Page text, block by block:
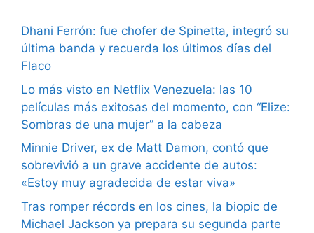
Dhani Ferrón: fue chofer de Spinetta, integró su
última banda y recuerda los últimos días del
Flaco
Lo más visto en Netflix Venezuela: las 10
películas más exitosas del momento, con “Elize:
Sombras de una mujer” a la cabeza
Minnie Driver, ex de Matt Damon, contó que
sobrevivió a un grave accidente de autos:
«Estoy muy agradecida de estar viva»
Tras romper récords en los cines, la biopic de
Michael Jackson ya prepara su segunda parte